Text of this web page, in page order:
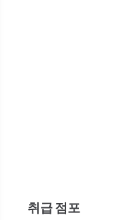
취급 점포